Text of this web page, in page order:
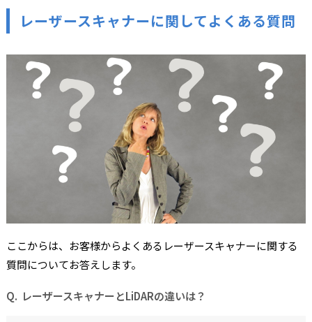
レーザースキャナーに関してよくある質問
ここからは、お客様からよくあるレーザースキャナーに関する
質問についてお答えします。
レーザースキャナーとLiDARの違いは？